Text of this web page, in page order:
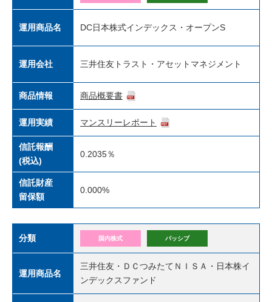
運用商品名 DC日本株式インデックス・オープンS
運用会社 三井住友トラスト・アセットマネジメント
商品情報 商品概要書
運用実績 マンスリーレポート
信託報酬
(税込)
0.2035％
信託財産
留保額
0.000%
分類 国内株式 パッシブ
運用商品名
三井住友・ＤＣつみたてＮＩＳＡ・日本株イ
ンデックスファンド